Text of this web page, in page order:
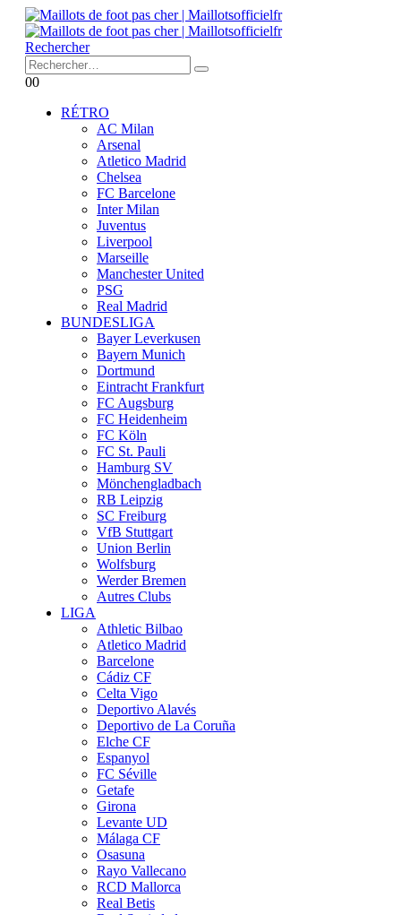
Rechercher
00
RÉTRO
AC Milan
Arsenal
Atletico Madrid
Chelsea
FC Barcelone
Inter Milan
Juventus
Liverpool
Marseille
Manchester United
PSG
Real Madrid
BUNDESLIGA
Bayer Leverkusen
Bayern Munich
Dortmund
Eintracht Frankfurt
FC Augsburg
FC Heidenheim
FC Köln
FC St. Pauli
Hamburg SV
Mönchengladbach
RB Leipzig
SC Freiburg
VfB Stuttgart
Union Berlin
Wolfsburg
Werder Bremen
Autres Clubs
LIGA
Athletic Bilbao
Atletico Madrid
Barcelone
Cádiz CF
Celta Vigo
Deportivo Alavés
Deportivo de La Coruña
Elche CF
Espanyol
FC Séville
Getafe
Girona
Levante UD
Málaga CF
Osasuna
Rayo Vallecano
RCD Mallorca
Real Betis